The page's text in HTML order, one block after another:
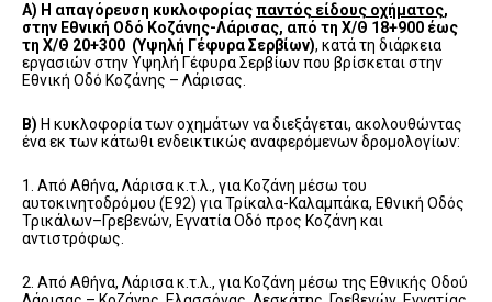
Α) Η απαγόρευση κυκλοφορίαςπαντός είδους οχήματος,
στην Εθνική Οδό Κοζάνης-Λάρισας, από τη Χ/Θ 18+900 έως
τη Χ/Θ 20+300 (Υψηλή Γέφυρα Σερβίων), κατά τη διάρκεια
εργασιών στην Υψηλή Γέφυρα Σερβίων που βρίσκεται στην
Εθνική Οδό Κοζάνης – Λάρισας.
B) Η κυκλοφορία των οχημάτων να διεξάγεται, ακολουθώντας
ένα εκ των κάτωθι ενδεικτικώς αναφερόμενων δρομολογίων:
1. Από Αθήνα, Λάρισα κ.τ.λ., για Κοζάνη μέσω του
αυτοκινητοδρόμου (Ε92) για Τρίκαλα-Καλαμπάκα, Εθνική Οδός
Τρικάλων–Γρεβενών, Εγνατία Οδό προς Κοζάνη και
αντιστρόφως.
2. Από Αθήνα, Λάρισα κ.τ.λ., για Κοζάνη μέσω της Εθνικής Οδού